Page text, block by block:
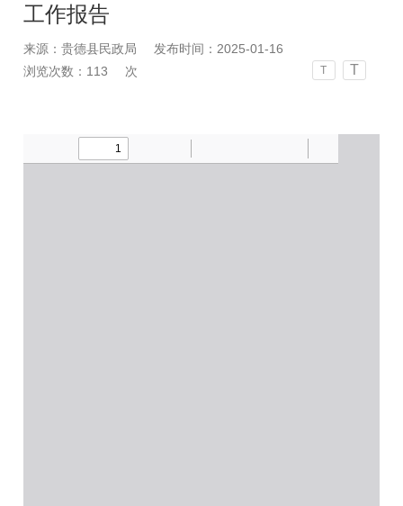
工作报告
来源：贵德县民政局
发布时间：2025-01-16
浏览次数： 113 次 T T